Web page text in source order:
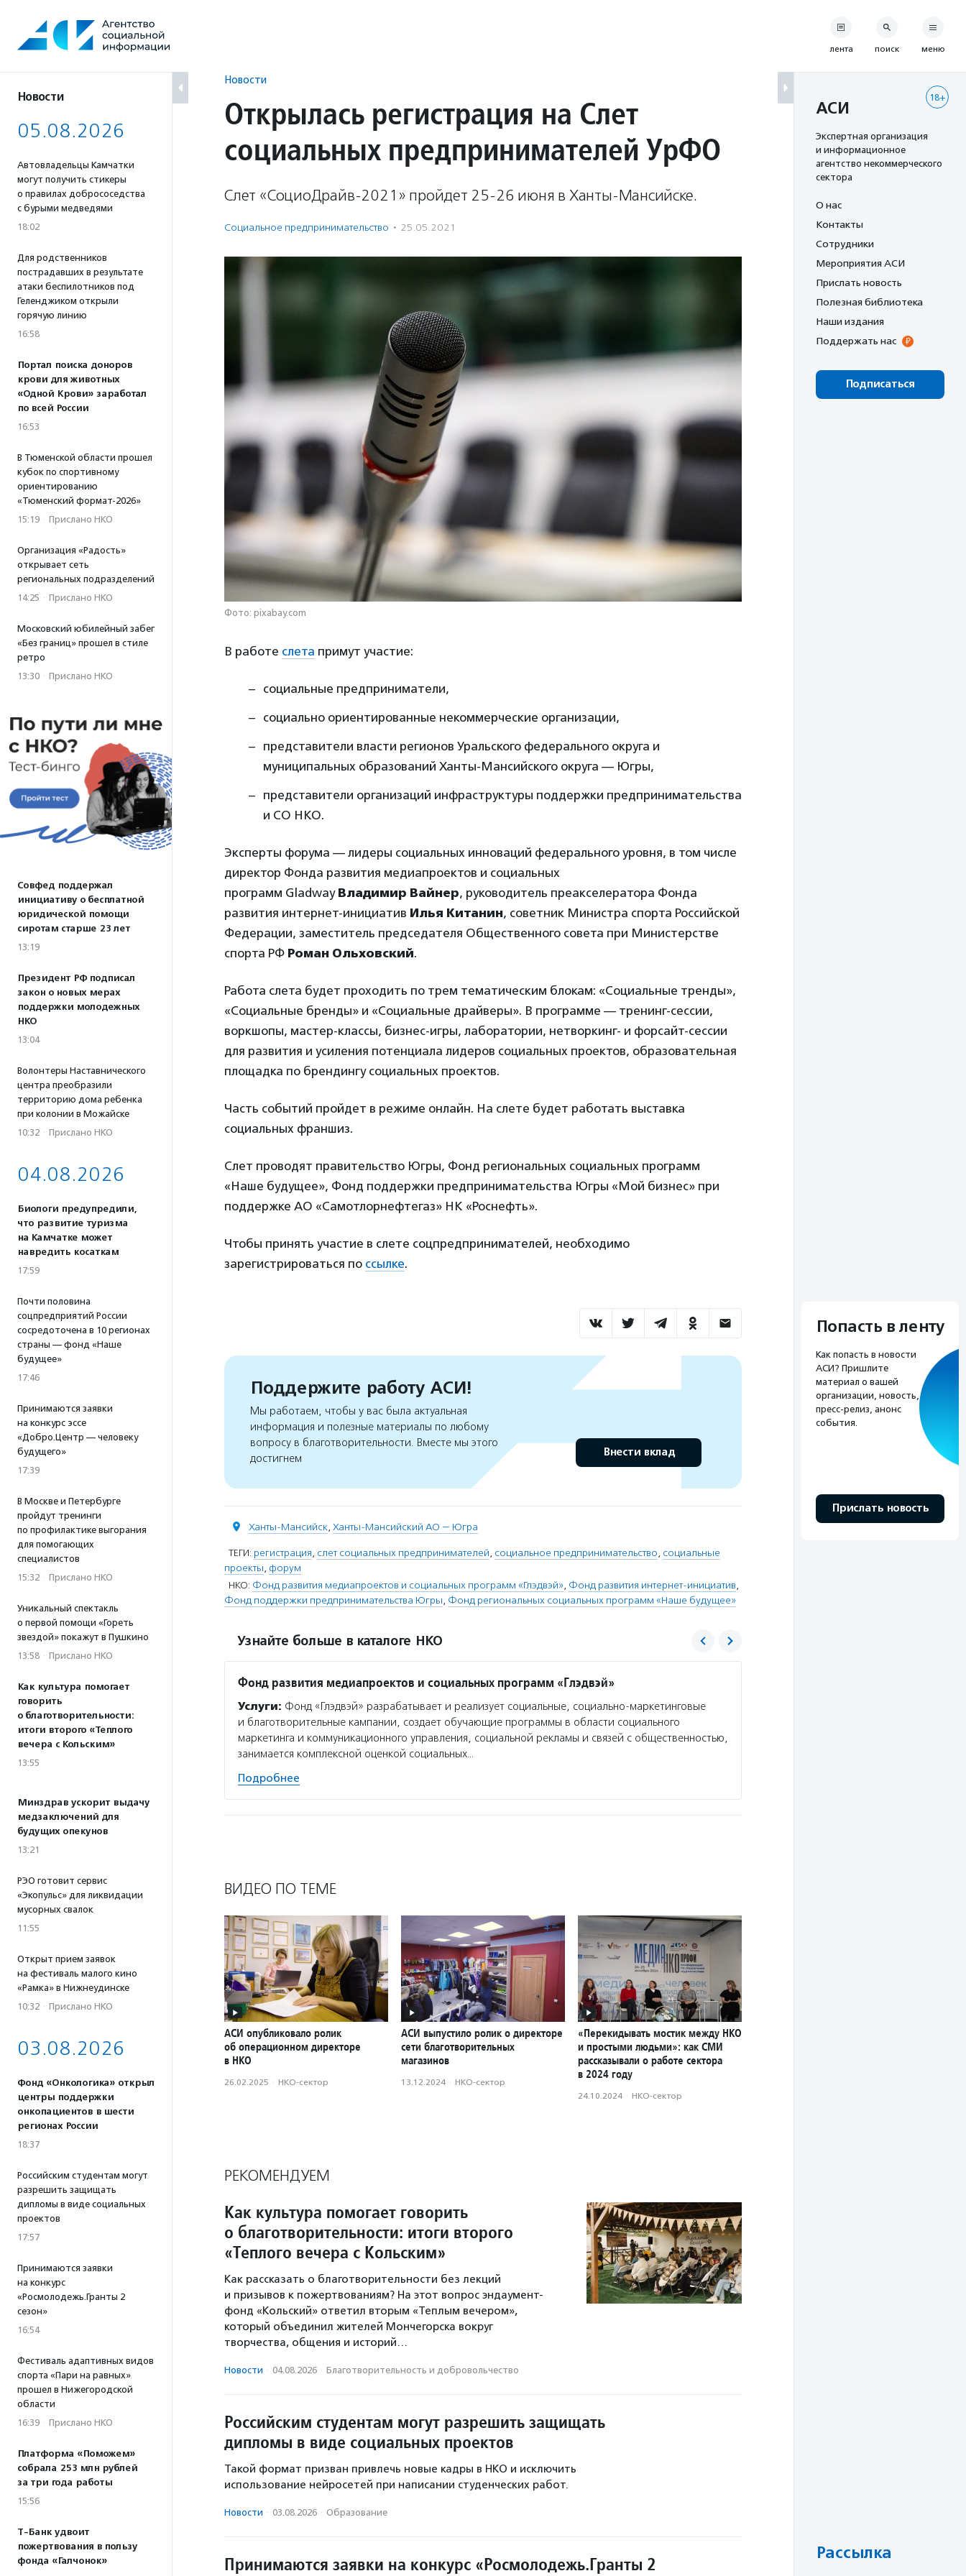
содержанию
Новости
05.08.2026
Автовладельцы Камчатки
могут получить стикеры
о правилах добрососедства
с бурыми медведями
18:02
Для родственников
пострадавших в результате
атаки беспилотников под
Геленджиком открыли
горячую линию
16:58
Портал поиска доноров
крови для животных
«Одной Крови» заработал
по всей России
16:53
В Тюменской области прошел
кубок по спортивному
ориентированию
«Тюменский формат-2026»
15:19 · Прислано НКО
Организация «Радость»
открывает сеть
региональных подразделений
14:25 · Прислано НКО
Московский юбилейный забег
«Без границ» прошел в стиле
ретро
13:30 · Прислано НКО
Совфед поддержал
инициативу о бесплатной
юридической помощи
сиротам старше 23 лет
13:19
Президент РФ подписал
закон о новых мерах
поддержки молодежных
НКО
13:04
Волонтеры Наставнического
центра преобразили
территорию дома ребенка
при колонии в Можайске
10:32 · Прислано НКО
04.08.2026
Биологи предупредили,
что развитие туризма
на Камчатке может
навредить косаткам
17:59
Почти половина
соцпредприятий России
сосредоточена в 10 регионах
страны — фонд «Наше
будущее»
17:46
Принимаются заявки
на конкурс эссе
«Добро.Центр — человеку
будущего»
17:39
В Москве и Петербурге
пройдут тренинги
по профилактике выгорания
для помогающих
специалистов
15:32 · Прислано НКО
Уникальный спектакль
о первой помощи «Гореть
звездой» покажут в Пушкино
13:58 · Прислано НКО
Как культура помогает
говорить
о благотворительности:
итоги второго «Теплого
вечера с Кольским»
13:55
Минздрав ускорит выдачу
медзаключений для
будущих опекунов
13:21
РЭО готовит сервис
«Экопульс» для ликвидации
мусорных свалок
11:55
Открыт прием заявок
на фестиваль малого кино
«Рамка» в Нижнеудинске
10:32 · Прислано НКО
03.08.2026
Фонд «Онкологика» открыл
центры поддержки
онкопациентов в шести
регионах России
18:37
Российским студентам могут
разрешить защищать
дипломы в виде социальных
проектов
17:57
Принимаются заявки
на конкурс
«Росмолодежь.Гранты 2
сезон»
16:54
Фестиваль адаптивных видов
спорта «Пари на равных»
прошел в Нижегородской
области
16:39 · Прислано НКО
Платформа «Поможем»
собрала 253 млн рублей
за три года работы
15:56
Т-Банк удвоит
пожертвования в пользу
фонда «Галчонок»
Новости
Открылась регистрация на Слет
социальных предпринимателей УрФО
Слет «СоциоДрайв-2021» пройдет 25-26 июня в Ханты-Мансийске.
Социальное предпри­нима­тель­ство · 25.05.2021
Фото: pixabay.com
В работе слета примут участие:
социальные предприниматели,
социально ориентированные некоммерческие организации,
представители власти регионов Уральского федерального округа и
муниципальных образований Ханты-Мансийского округа — Югры,
представители организаций инфраструктуры поддержки предпринимательства
и СО НКО.
Эксперты форума — лидеры социальных инноваций федерального уровня, в том числе
директор Фонда развития медиапроектов и социальных
программ Gladway Владимир Вайнер, руководитель преакселератора Фонда
развития интернет-инициатив Илья Китанин, советник Министра спорта Российской
Федерации, заместитель председателя Общественного совета при Министерстве
спорта РФ Роман Ольховский.
Работа слета будет проходить по трем тематическим блокам: «Социальные тренды»,
«Социальные бренды» и «Социальные драйверы». В программе — тренинг-сессии,
воркшопы, мастер-классы, бизнес-игры, лаборатории, нетворкинг- и форсайт-сессии
для развития и усиления потенциала лидеров социальных проектов, образовательная
площадка по брендингу социальных проектов.
Часть событий пройдет в режиме онлайн. На слете будет работать выставка
социальных франшиз.
Слет проводят правительство Югры, Фонд региональных социальных программ
«Наше будущее», Фонд поддержки предпринимательства Югры «Мой бизнес» при
поддержке АО «Самотлорнефтегаз» НК «Роснефть».
Чтобы принять участие в слете соцпредпринимателей, необходимо
зарегистрироваться по ссылке.
Поддержите работу АСИ!
Мы работаем, чтобы у вас была актуальная
информация и полезные материалы по любому
вопросу в благотворительности. Вместе мы этого
достигнем
Внести вклад
Ханты-Мансийск, Ханты-Мансийский АО — Югра
ТЕГИ: регистрация, слет социальных предпринимателей, социальное предпринимательство, социальные
проекты, форум
НКО: Фонд развития медиапроектов и социальных программ «Глэдвэй», Фонд развития интернет-инициатив,
Фонд поддержки предпринимательства Югры, Фонд региональных социальных программ «Наше будущее»
Узнайте больше в каталоге НКО
Фонд развития медиапроектов и социальных программ «Глэдвэй»
Услуги: Фонд «Глэдвэй» разрабатывает и реализует социальные, социально-маркетинговые
и благотворительные кампании, создает обучающие программы в области социального
маркетинга и коммуникационного управления, социальной рекламы и связей с общественностью,
занимается комплексной оценкой социальных…
Подробнее
ВИДЕО ПО ТЕМЕ
АСИ опубликовало ролик
об операционном директоре
в НКО
26.02.2025 · НКО-сектор
АСИ выпустило ролик о директоре
сети благотворительных
магазинов
13.12.2024 · НКО-сектор
«Перекидывать мостик между НКО
и простыми людьми»: как СМИ
рассказывали о работе сектора
в 2024 году
24.10.2024 · НКО-сектор
РЕКОМЕНДУЕМ
Как культура помогает говорить
о благотворительности: итоги второго
«Теплого вечера с Кольским»
Как рассказать о благотворительности без лекций
и призывов к пожертвованиям? На этот вопрос эндаумент-
фонд «Кольский» ответил вторым «Теплым вечером»,
который объединил жителей Мончегорска вокруг
творчества, общения и историй…
Новости · 04.08.2026 · Благотвори­тель­ность и доброволь­чест­во
Российским студентам могут разрешить защищать
дипломы в виде социальных проектов
Такой формат призван привлечь новые кадры в НКО и исключить
использование нейросетей при написании студенческих работ.
Новости · 03.08.2026 · Образование
Принимаются заявки на конкурс «Росмолодежь.Гранты 2
лента поиск меню
18+
АСИ
Экспертная организация
и информационное
агентство некоммерческого
сектора
О нас
Контакты
Сотрудники
Мероприятия АСИ
Прислать новость
Полезная библиотека
Наши издания
Поддержать нас
Подписаться
Попасть в ленту
Как попасть в новости
АСИ? Пришлите
материал о вашей
организации, новость,
пресс-релиз, анонс
события.
Прислать новость
Рассылка